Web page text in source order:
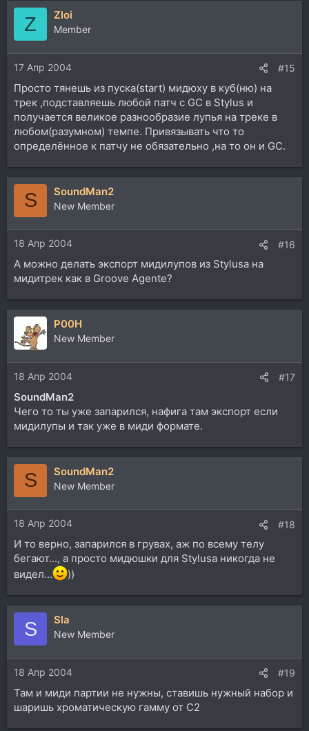
Z Zloi
Member
17 Апр 2004 #15
Просто тянешь из пуска(start) мидюху в куб(ню) на
трек ,подставляешь любой патч с GC в Stylus и
получается великое разнообразие лупья на треке в
любом(разумном) темпе. Привязывать что то
определённое к патчу не обязательно ,на то он и GC.
S SoundMan2
New Member
18 Апр 2004 #16
А можно делать экспорт мидилупов из Stylusa на
мидитрек как в Groove Agente?
P00H
New Member
18 Апр 2004 #17
SoundMan2
Чего то ты уже запарился, нафига там экспорт если
мидилупы и так уже в миди формате.
S SoundMan2
New Member
18 Апр 2004 #18
И то верно, запарился в грувах, аж по всему телу
бегают..., а просто мидюшки для Stylusa никогда не
видел...
))
S Sla
New Member
18 Апр 2004 #19
Там и миди партии не нужны, ставишь нужный набор и
шаришь хроматическую гамму от С2